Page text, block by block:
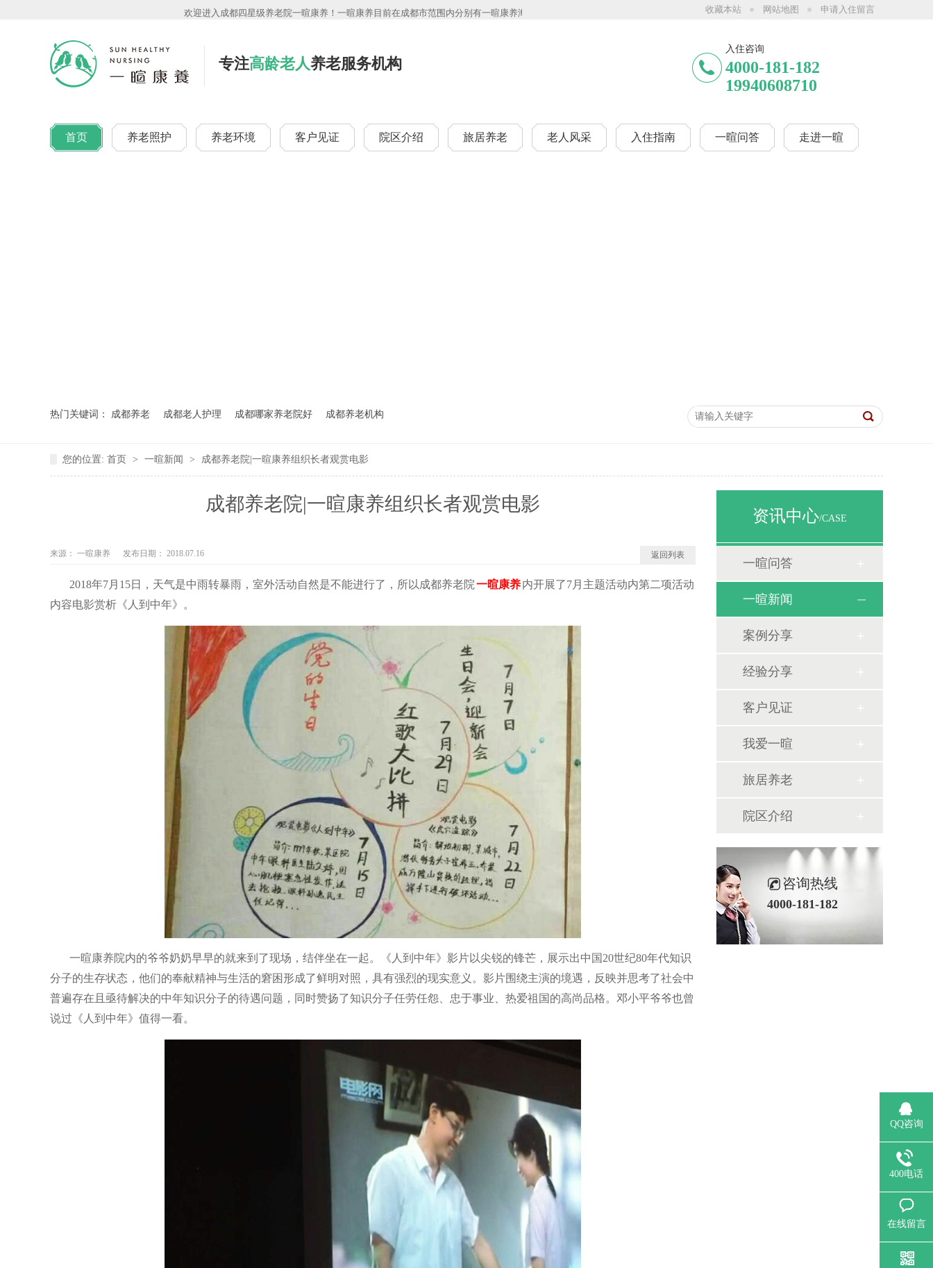
欢迎进入成都四星级养老院一暄康养！一暄康养目前在成都市范围内分别有一暄康养海洋公园（南门）院、一暄康养两河公园（西门）院、一暄天仁院、一暄和煦元，详情可咨询客服或拨打
收藏本站 网站地图 申请入住留言
专注高龄老人养老服务机构
入住咨询
4000-181-182
19940608710
首页 养老照护 养老环境 客户见证 院区介绍 旅居养老 老人风采 入住指南 一暄问答 走进一暄
热门关键词： 成都养老 成都老人护理 成都哪家养老院好 成都养老机构
您的位置: 首页 > 一暄新闻 > 成都养老院|一暄康养组织长者观赏电影
成都养老院|一暄康养组织长者观赏电影
返回列表
来源： 一暄康养 发布日期： 2018.07.16
2018年7月15日，天气是中雨转暴雨，室外活动自然是不能进行了，所以成都养老院一暄康养内开展了7月主题活动内第二项活动
内容电影赏析《人到中年》。
一暄康养院内的爷爷奶奶早早的就来到了现场，结伴坐在一起。《人到中年》影片以尖锐的锋芒，展示出中国20世纪80年代知识
分子的生存状态，他们的奉献精神与生活的窘困形成了鲜明对照，具有强烈的现实意义。影片围绕主演的境遇，反映并思考了社会中
普遍存在且亟待解决的中年知识分子的待遇问题，同时赞扬了知识分子任劳任怨、忠于事业、热爱祖国的高尚品格。邓小平爷爷也曾
说过《人到中年》值得一看。
资讯中心/CASE
一暄问答
一暄新闻
案例分享
经验分享
客户见证
我爱一暄
旅居养老
院区介绍
咨询热线
4000-181-182
QQ咨询
400电话
在线留言